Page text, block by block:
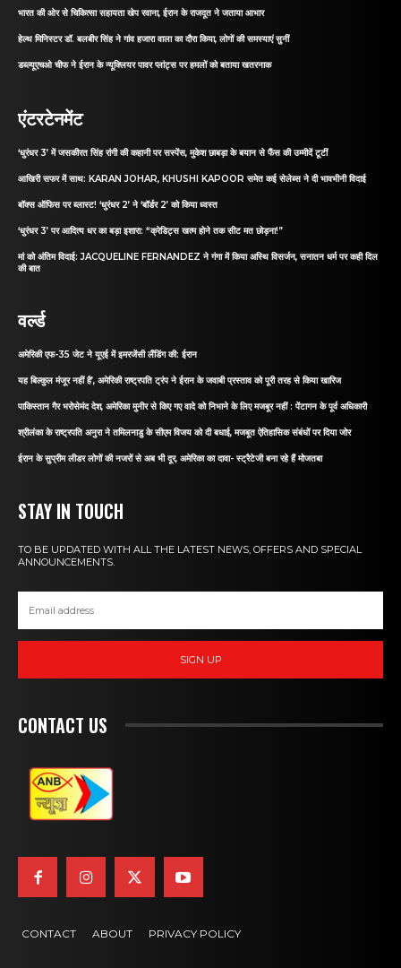
भारत की ओर से चिकित्सा सहायता खेप रवाना, ईरान के राजदूत ने जताया आभार
हेल्थ मिनिस्टर डॉ. बलबीर सिंह ने गांव हजारा वाला का दौरा किया, लोगों की समस्याएं सुनीं
डब्ल्यूएचओ चीफ ने ईरान के न्यूक्लियर पावर प्लांट्स पर हमलों को बताया खतरनाक
एंटरटेनमेंट
‘धुरंधर 3’ में जसकीरत सिंह रांगी की कहानी पर सस्पेंस, मुकेश छाबड़ा के बयान से फैंस की उम्मीदें टूटीं
आखिरी सफर में साथ: KARAN JOHAR, KHUSHI KAPOOR समेत कई सेलेब्स ने दी भावभीनी विदाई
बॉक्स ऑफिस पर ब्लास्ट! ‘धुरंधर 2’ ने ‘बॉर्डर 2’ को किया ध्वस्त
‘धुरंधर 3’ पर आदित्य धर का बड़ा इशारा: “क्रेडिट्स खत्म होने तक सीट मत छोड़ना!”
मां को अंतिम विदाई: JACQUELINE FERNANDEZ ने गंगा में किया अस्थि विसर्जन, सनातन धर्म पर कही दिल
की बात
वर्ल्ड
अमेरिकी एफ-35 जेट ने यूएई में इमरजेंसी लैंडिंग की: ईरान
यह बिल्कुल मंजूर नहीं है’, अमेरिकी राष्ट्रपति ट्रंप ने ईरान के जवाबी प्रस्ताव को पूरी तरह से किया खारिज
पाकिस्तान गैर भरोसेमंद देश, अमेरिका मुनीर से किए गए वादे को निभाने के लिए मजबूर नहीं : पेंटागन के पूर्व अधिकारी
श्रीलंका के राष्ट्रपति अनुरा ने तमिलनाडु के सीएम विजय को दी बधाई, मजबूत ऐतिहासिक संबंधों पर दिया जोर
ईरान के सुप्रीम लीडर लोगों की नजरों से अब भी दूर, अमेरिका का दावा- स्ट्रैटेजी बना रहे हैं मोजतबा
STAY IN TOUCH
TO BE UPDATED WITH ALL THE LATEST NEWS, OFFERS AND SPECIAL
ANNOUNCEMENTS.
SIGN UP
CONTACT US
CONTACT ABOUT PRIVACY POLICY